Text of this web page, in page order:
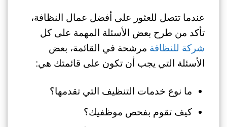
عندما تتصل للعثور على أفضل عمال النظافة،
تأكد من طرح بعض الأسئلة المهمة على كل
شركة للنظافة مرشحة في القائمة، بعض
الأسئلة التي يجب أن تكون على قائمتك هي:
ما نوع خدمات التنظيف التي تقدمها؟
كيف تقوم بفحص موظفيك؟